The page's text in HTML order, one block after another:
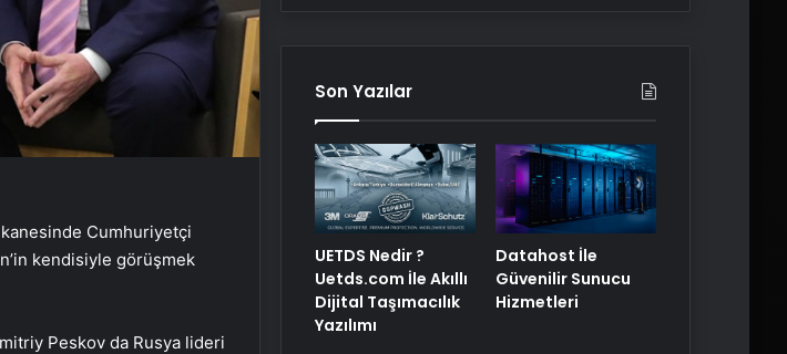
Cumhuriyetçi
kendisiyle görüşmek
Peskov da Rusya lideri
Son Yazılar
UETDS Nedir ?
Uetds.com İle Akıllı
Dijital Taşımacılık
Yazılımı
Datahost İle
Güvenilir Sunucu
Hizmetleri